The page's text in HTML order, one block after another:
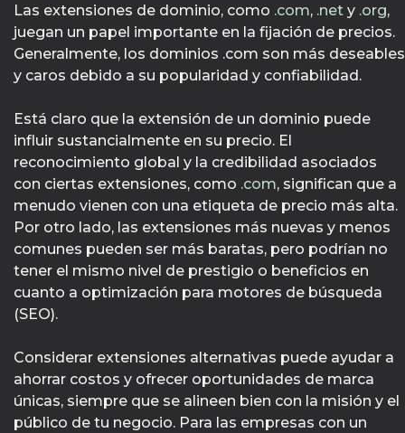
Las extensiones de dominio, como .com, .net y .org,
juegan un papel importante en la fijación de precios.
Generalmente, los dominios .com son más deseables
y caros debido a su popularidad y confiabilidad.
Está claro que la extensión de un dominio puede
influir sustancialmente en su precio. El
reconocimiento global y la credibilidad asociados
con ciertas extensiones, como .com, significan que a
menudo vienen con una etiqueta de precio más alta.
Por otro lado, las extensiones más nuevas y menos
comunes pueden ser más baratas, pero podrían no
tener el mismo nivel de prestigio o beneficios en
cuanto a optimización para motores de búsqueda
(SEO).
Considerar extensiones alternativas puede ayudar a
ahorrar costos y ofrecer oportunidades de marca
únicas, siempre que se alineen bien con la misión y el
público de tu negocio. Para las empresas con un